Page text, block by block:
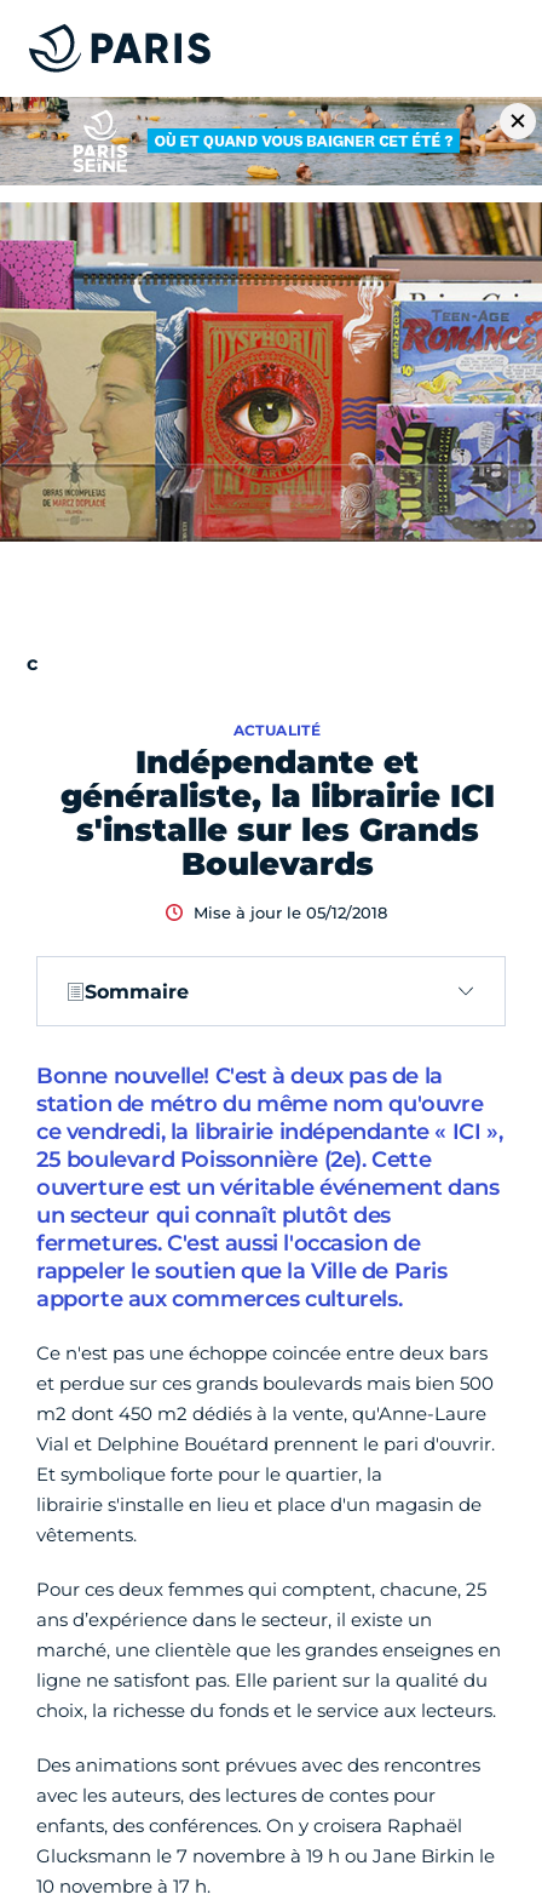
Indépendante et
généraliste, la librairie ICI
s'installe sur les Grands
Boulevards
ACTUALITÉ
Mise à jour le 05/12/2018
Sommaire
Bonne nouvelle! C'est à deux pas de la
station de métro du même nom qu'ouvre
ce vendredi, la librairie indépendante « ICI »,
25 boulevard Poissonnière (2e). Cette
ouverture est un véritable événement dans
un secteur qui connaît plutôt des
fermetures. C'est aussi l'occasion de
rappeler le soutien que la Ville de Paris
apporte aux commerces culturels.
Ce n'est pas une échoppe coincée entre deux bars
et perdue sur ces grands boulevards mais bien 500
m2 dont 450 m2 dédiés à la vente, qu'Anne-Laure
Vial et Delphine Bouétard prennent le pari d'ouvrir.
Et symbolique forte pour le quartier, la
librairie s'installe en lieu et place d'un magasin de
vêtements.
Pour ces deux femmes qui comptent, chacune, 25
ans d’expérience dans le secteur, il existe un
marché, une clientèle que les grandes enseignes en
ligne ne satisfont pas. Elle parient sur la qualité du
choix, la richesse du fonds et le service aux lecteurs.
Des animations sont prévues avec des rencontres
avec les auteurs, des lectures de contes pour
enfants, des conférences. On y croisera Raphaël
Glucksmann le 7 novembre à 19 h ou Jane Birkin le
10 novembre à 17 h.